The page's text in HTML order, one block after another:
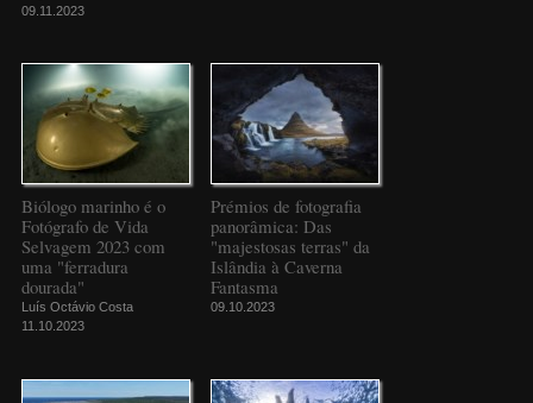
09.11.2023
Biólogo marinho é o
Fotógrafo de Vida
Selvagem 2023 com
uma "ferradura
dourada"
Luís Octávio Costa
11.10.2023
Prémios de fotografia
panorâmica: Das
"majestosas terras" da
Islândia à Caverna
Fantasma
09.10.2023